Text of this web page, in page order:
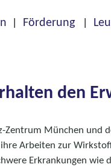
Förderung
den
München und
Arbeiten zur
Erkrankungen wie